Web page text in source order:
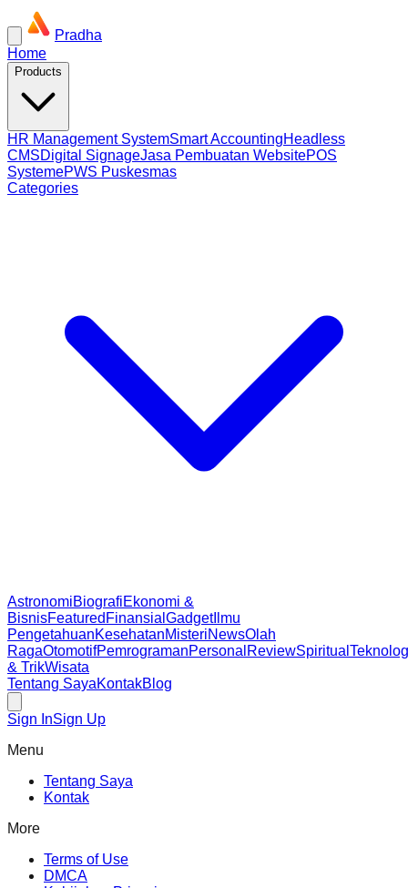
Pradha
Home
Products
HR Management SystemSmart AccountingHeadless
CMSDigital SignageJasa Pembuatan WebsitePOS
SystemePWS Puskesmas
Categories
AstronomiBiografiEkonomi &
BisnisFeatured Finansial GadgetIlmu
PengetahuanKesehatanMisteriNewsOlah
RagaOtomotifPemrogramanPersonal ReviewSpiritual
& TrikWisata
Tentang SayaKontakBlog
Sign InSign Up
Menu
Tentang Saya
Kontak
More
Terms of Use
DMCA